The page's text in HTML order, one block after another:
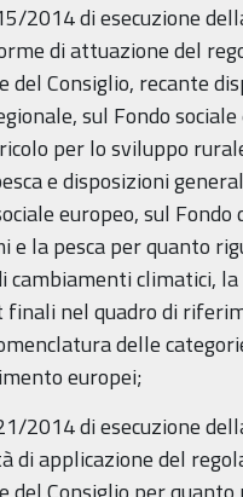
2014 di esecuzione
di attuazione del
del Consiglio, recante
sul Fondo
per lo sviluppo
e disposizioni
europeo, sul Fondo
la pesca per quanto
cambiamenti climatici,
nel quadro di
delle
europei;
2014 di esecuzione
di applicazione del